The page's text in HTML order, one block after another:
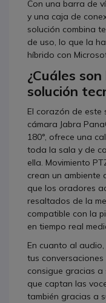
Con una barra de
y una caja de
solución combina
de uso, lo que la
híbrido con
¿Cuáles
solución
El corazón de este
cámara Jabra
180°, ofrece una
toda la sala y de
ella. Movimiento
crean un ambiente
que los oradores
resaltados de la
compatible con la
en tiempo real
En cuanto al
tus
consigue gracias a
que captan las
también gracias a